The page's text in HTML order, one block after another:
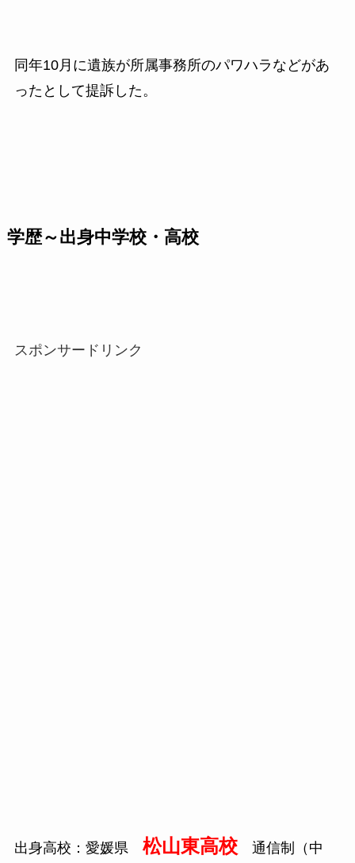
同年10月に遺族が所属事務所のパワハラなどがあ
ったとして提訴した。
学歴～出身中学校・高校
スポンサードリンク
出身高校：愛媛県 松山東高校通信制（中